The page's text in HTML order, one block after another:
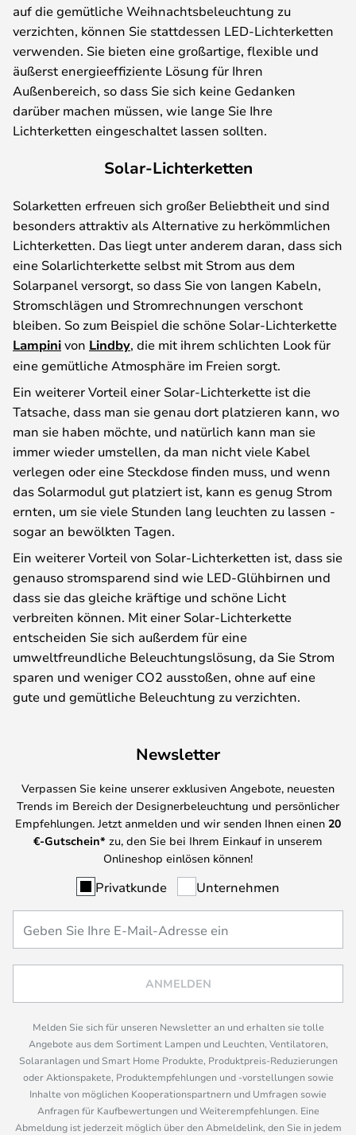
auf die gemütliche Weihnachtsbeleuchtung zu
verzichten, können Sie stattdessen LED-Lichterketten
verwenden. Sie bieten eine großartige, flexible und
äußerst energieeffiziente Lösung für Ihren
Außenbereich, so dass Sie sich keine Gedanken
darüber machen müssen, wie lange Sie Ihre
Lichterketten eingeschaltet lassen sollten.
Solar-Lichterketten
Solarketten erfreuen sich großer Beliebtheit und sind
besonders attraktiv als Alternative zu herkömmlichen
Lichterketten. Das liegt unter anderem daran, dass sich
eine Solarlichterkette selbst mit Strom aus dem
Solarpanel versorgt, so dass Sie von langen Kabeln,
Stromschlägen und Stromrechnungen verschont
bleiben. So zum Beispiel die schöne Solar-Lichterkette
Lampinivon Lindby, die mit ihrem schlichten Look für
eine gemütliche Atmosphäre im Freien sorgt.
Ein weiterer Vorteil einer Solar-Lichterkette ist die
Tatsache, dass man sie genau dort platzieren kann, wo
man sie haben möchte, und natürlich kann man sie
immer wieder umstellen, da man nicht viele Kabel
verlegen oder eine Steckdose finden muss, und wenn
das Solarmodul gut platziert ist, kann es genug Strom
ernten, um sie viele Stunden lang leuchten zu lassen -
sogar an bewölkten Tagen.
Ein weiterer Vorteil von Solar-Lichterketten ist, dass sie
genauso stromsparend sind wie LED-Glühbirnen und
dass sie das gleiche kräftige und schöne Licht
verbreiten können. Mit einer Solar-Lichterkette
entscheiden Sie sich außerdem für eine
umweltfreundliche Beleuchtungslösung, da Sie Strom
sparen und weniger CO2 ausstoßen, ohne auf eine
gute und gemütliche Beleuchtung zu verzichten.
Newsletter
Verpassen Sie keine unserer exklusiven Angebote, neuesten
Trends im Bereich der Designerbeleuchtung und persönlicher
Empfehlungen. Jetzt anmelden und wir senden Ihnen einen 20
€-Gutschein* zu, den Sie bei Ihrem Einkauf in unserem
Onlineshop einlösen können!
Privatkunde Unternehmen
ANMELDEN
Melden Sie sich für unseren Newsletter an und erhalten sie tolle
Angebote aus dem Sortiment Lampen und Leuchten, Ventilatoren,
Solaranlagen und Smart Home Produkte, Produktpreis-Reduzierungen
oder Aktionspakete, Produktempfehlungen und -vorstellungen sowie
Inhalte von möglichen Kooperationspartnern und Umfragen sowie
Anfragen für Kaufbewertungen und Weiterempfehlungen. Eine
Abmeldung ist jederzeit möglich über den Abmeldelink, den Sie in jedem